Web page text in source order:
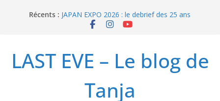
Récents : JAPAN EXPO 2026 : le debrief des 25 ans
Bilan lecture et visionnage de juillet 2026
Enomoto n’est pas un ange
LAST EVE – Le blog de
Tanja